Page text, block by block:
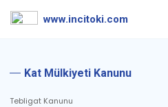
www.incitoki.com
Kat Mülkiyeti Kanunu
Tebligat Kanunu